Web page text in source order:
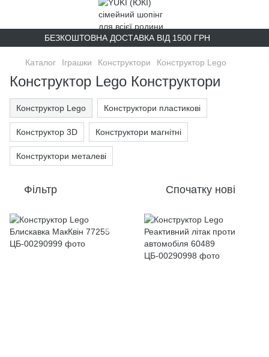
БЕЗКОШТОВНА ДОСТАВКА ВІД 1500 ГРН
Каталог Іграшки Конструктори Конструктор Lego
Конструктор Lego Конструктори
Конструктор Lego Конструктори пластикові
Конструктор 3D Конструктори магнітні
Конструктори металеві
Фільтр Спочатку нові